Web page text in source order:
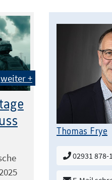
KI generiert
weiter +
Thomas Frye
02931 878-